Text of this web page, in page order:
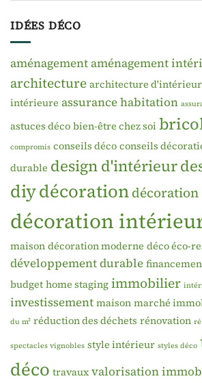
IDÉES DÉCO
aménagementaménagement
architecture architecture d'intérieur
intérieure assurance habitation
astuces déco bien-être chez soi
compromis conseils déco conseils
durable design d'intérieur
diydécoration
décoration
maison décoration moderne déco éco-
développement durable
budget home staging immobilier
investissement maison marché
du m² réduction des déchets rénovation
spectacles vignobles style intérieur styles déco
déco travaux valorisation